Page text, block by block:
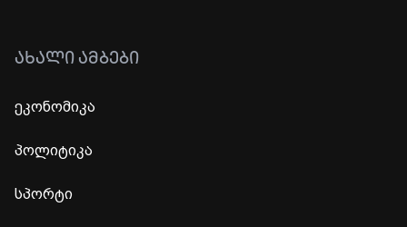
ᲐᲮᲐᲚᲘ ᲐᲛᲑᲔᲑᲘ
ეკონომიკა
პოლიტიკა
სპორტი